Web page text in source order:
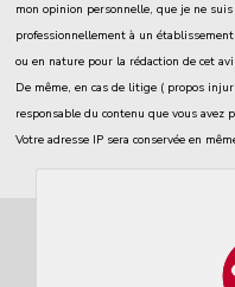
mon opinion personnelle, que je ne
professionnellement à un
ou en nature pour la rédaction de cet
De même, en cas de litige ( propos
responsable du contenu que vous avez
Votre adresse IP sera conservée en